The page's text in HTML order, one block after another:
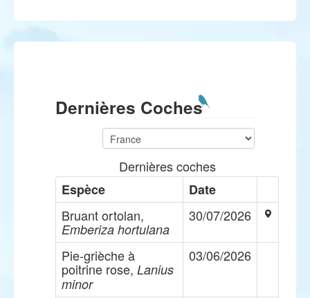
Dernières Coches
Dernières coches
Espèce
Date
Bruant ortolan,
Emberiza hortulana
30/07/2026
Pie-grièche à
poitrine rose, Lanius
minor
03/06/2026